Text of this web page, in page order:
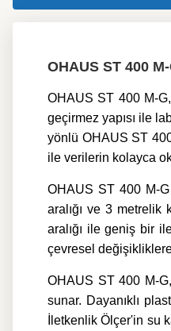
OHAUS ST 400
OHAUS ST 400 M-
geçirmez yapısı ile
yönlü OHAUS ST
ile verilerin kolayca
OHAUS ST 400 M-
aralığı ve 3
aralığı ile geniş bir
çevresel
OHAUS ST 400 M-
sunar. Dayanıklı
İletkenlik Ölçer'in su